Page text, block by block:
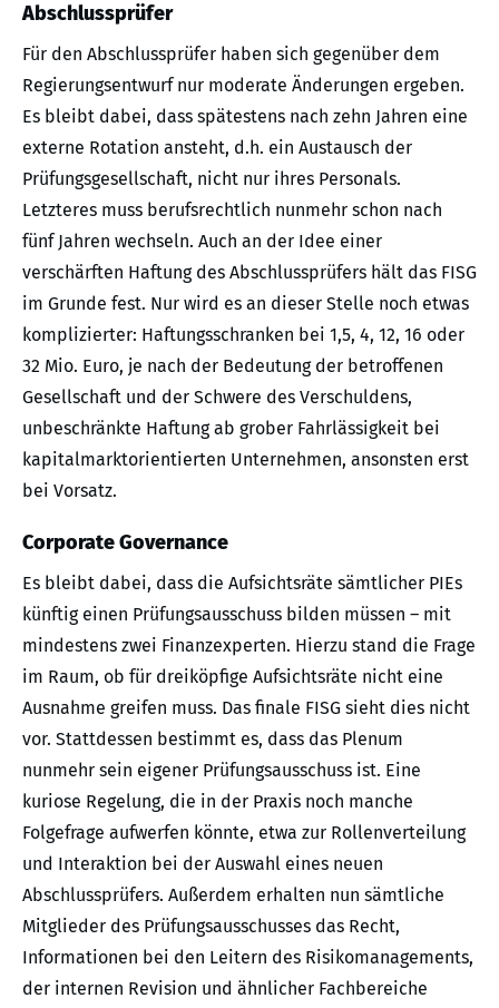
Abschlussprüfer
Für den Abschlussprüfer haben sich gegenüber dem
Regierungsentwurf nur moderate Änderungen ergeben.
Es bleibt dabei, dass spätestens nach zehn Jahren eine
externe Rotation ansteht, d.h. ein Austausch der
Prüfungsgesellschaft, nicht nur ihres Personals.
Letzteres muss berufsrechtlich nunmehr schon nach
fünf Jahren wechseln. Auch an der Idee einer
verschärften Haftung des Abschlussprüfers hält das FISG
im Grunde fest. Nur wird es an dieser Stelle noch etwas
komplizierter: Haftungsschranken bei 1,5, 4, 12, 16 oder
32 Mio. Euro, je nach der Bedeutung der betroffenen
Gesellschaft und der Schwere des Verschuldens,
unbeschränkte Haftung ab grober Fahrlässigkeit bei
kapitalmarktorientierten Unternehmen, ansonsten erst
bei Vorsatz.
Corporate Governance
Es bleibt dabei, dass die Aufsichtsräte sämtlicher PIEs
künftig einen Prüfungsausschuss bilden müssen – mit
mindestens zwei Finanzexperten. Hierzu stand die Frage
im Raum, ob für dreiköpfige Aufsichtsräte nicht eine
Ausnahme greifen muss. Das finale FISG sieht dies nicht
vor. Stattdessen bestimmt es, dass das Plenum
nunmehr sein eigener Prüfungsausschuss ist. Eine
kuriose Regelung, die in der Praxis noch manche
Folgefrage aufwerfen könnte, etwa zur Rollenverteilung
und Interaktion bei der Auswahl eines neuen
Abschlussprüfers. Außerdem erhalten nun sämtliche
Mitglieder des Prüfungsausschusses das Recht,
Informationen bei den Leitern des Risikomanagements,
der internen Revision und ähnlicher Fachbereiche